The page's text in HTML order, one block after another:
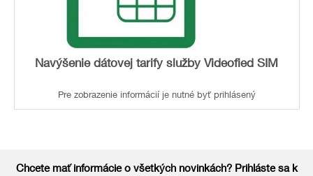
Navýšenie dátovej tarify služby Videofied SIM
Pre zobrazenie informácií je nutné byť prihlásený
Chcete mať informácie o všetkých novinkách? Prihláste sa k